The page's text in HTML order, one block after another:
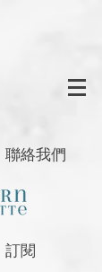
聯絡我們
訂閱